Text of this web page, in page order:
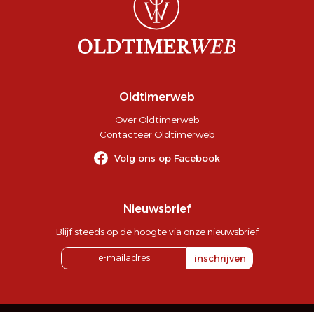
Oldtimerweb
Over Oldtimerweb
Contacteer Oldtimerweb
Volg ons op Facebook
Nieuwsbrief
Blijf steeds op de hoogte via onze nieuwsbrief
inschrijven